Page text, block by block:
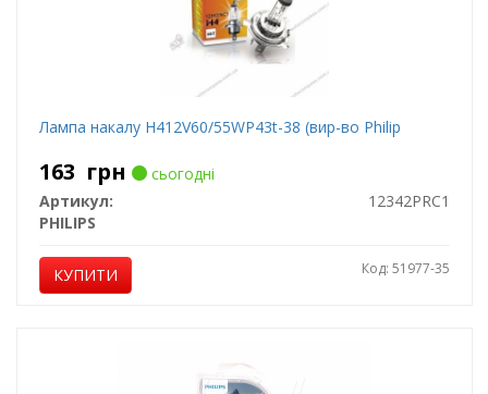
Лампа накалу H412V60/55WP43t-38 (вир-во Philip
163 грн
сьогодні
Артикул:
12342PRC1
PHILIPS
КУПИТИ Код: 51977-35